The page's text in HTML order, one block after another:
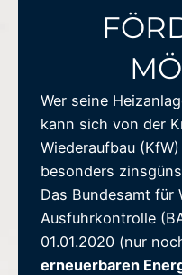
Wer seine
kann sich von der
Wiederaufbau
besonders
Das Bundesamt für
Ausfuhrkontrolle
01.01.2020 (nur
erneuerbaren